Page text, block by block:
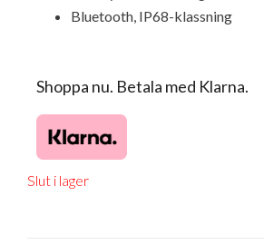
Bluetooth, IP68-klassning
Shoppa nu. Betala med Klarna.
Slut i lager